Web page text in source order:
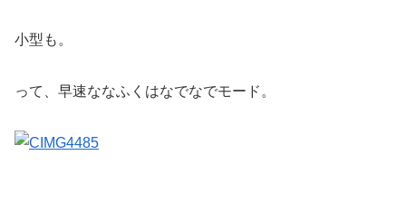
小型も。
って、早速ななふくはなでなでモード。